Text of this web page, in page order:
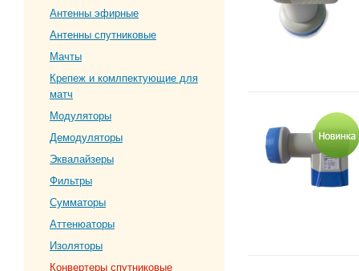
Антенны эфирные
Антенны спутниковые
Мачты
Крепеж и комлпектующие для
матч
Модуляторы
Демодуляторы
Эквалайзеры
Фильтры
Сумматоры
Аттенюаторы
Изоляторы
Конвертеры спутниковые